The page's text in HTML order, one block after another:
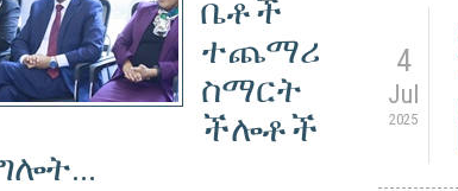
ቤቶች
ተጨማሪ
ስማርት
ችሎቶች
4
Jul
2025